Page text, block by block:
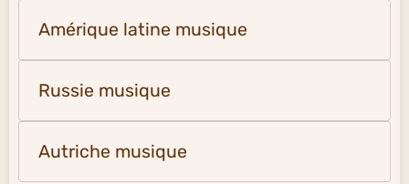
Amérique latine musique
Russie musique
Autriche musique